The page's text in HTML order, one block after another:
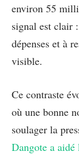
environ 55
signal est clair
dépenses et à
visible.
Ce contraste
où une bonne
soulager la
Dangote a aidé